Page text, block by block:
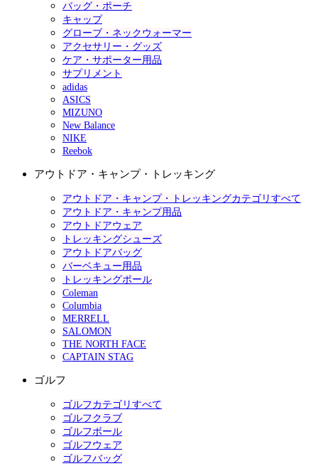
バッグ・ポーチ
キャップ
グローブ・ネックウォーマー
アクセサリー・グッズ
ケア・サポーター用品
サプリメント
adidas
ASICS
MIZUNO
New Balance
NIKE
Reebok
アウトドア・キャンプ・トレッキング
アウトドア・キャンプ・トレッキングカテゴリすべて
アウトドア・キャンプ用品
アウトドアウェア
トレッキングシューズ
アウトドアバッグ
バーベキュー用品
トレッキングポール
Coleman
Columbia
MERRELL
SALOMON
THE NORTH FACE
CAPTAIN STAG
ゴルフ
ゴルフカテゴリすべて
ゴルフクラブ
ゴルフボール
ゴルフウェア
ゴルフバッグ